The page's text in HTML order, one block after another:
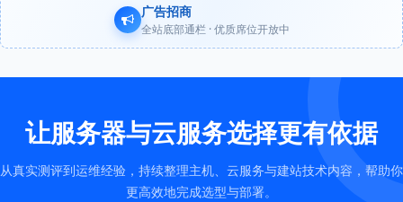
广告招商
全站底部通栏 · 优质席位开放中
让服务器与云服务选择更有依据
从真实测评到运维经验，持续整理主机、云服务与建站技术内容，帮助你
更高效地完成选型与部署。